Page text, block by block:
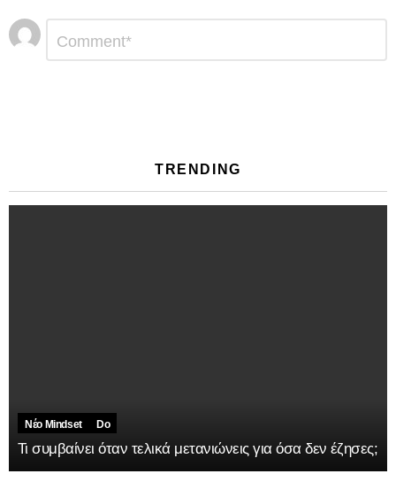
Αφήστε
μια
απάντηση
TRENDING
Νέο Mindset Do
Τι συμβαίνει όταν τελικά μετανιώνεις για όσα δεν έζησες;